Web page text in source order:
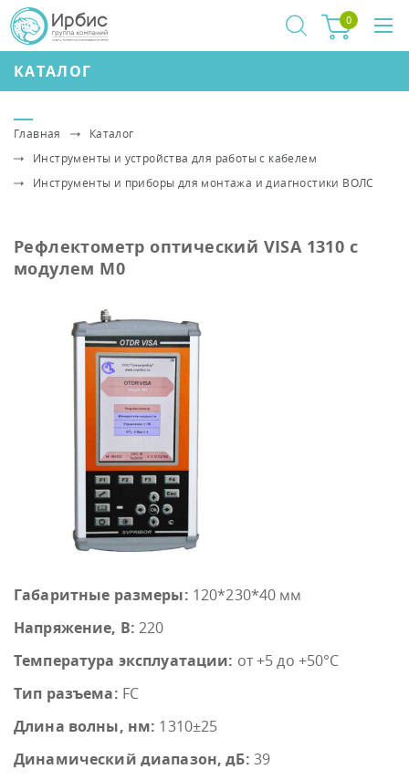
КАТАЛОГ
0
Главная
Каталог
Инструменты и устройства для работы с кабелем
Инструменты и приборы для монтажа и диагностики ВОЛС
Рефлектометр оптический VISA 1310 с
модулем M0
Габаритные размеры: 120*230*40 мм
Напряжение, В: 220
Температура эксплуатации: от +5 до +50°С
Тип разъема: FC
Длина волны, нм: 1310±25
Динамический диапазон, дБ: 39